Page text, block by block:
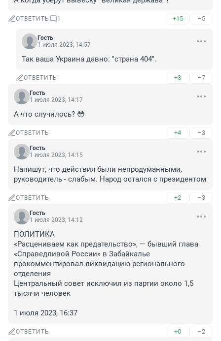
ОТВЕТИТЬ 1 +15 –5
Гость
1 июля 2023, 14:57
Так ваша Украина давно: "страна 404".
ОТВЕТИТЬ +3 –7
Гость
1 июля 2023, 14:17
А что случилось? 😳
ОТВЕТИТЬ +4 –3
Гость
1 июля 2023, 14:15
Напишут, что действия были непродуманными,
руководитель - слабым. Народ остался с президентом
ОТВЕТИТЬ +2 –3
Гость
1 июля 2023, 14:12
ПОЛИТИКА
«Расцениваем как предательство», — бывший глава
«Справедливой России» в Забайкалье
прокомментировал ликвидацию регионального
отделения
Центральный совет исключил из партии около 1,5
тысячи человек
1 июля 2023, 16:37
ОТВЕТИТЬ +0 –2